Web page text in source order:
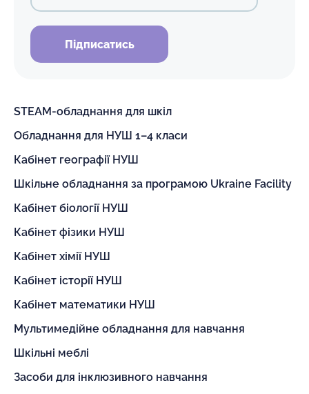
Підписатись
STEAM-обладнання для шкіл
Обладнання для НУШ 1–4 класи
Кабінет географії НУШ
Шкільне обладнання за програмою Ukraine Facility
Кабінет біології НУШ
Кабінет фізики НУШ
Кабінет хімії НУШ
Кабінет історії НУШ
Кабінет математики НУШ
Мультимедійне обладнання для навчання
Шкільні меблі
Засоби для інклюзивного навчання